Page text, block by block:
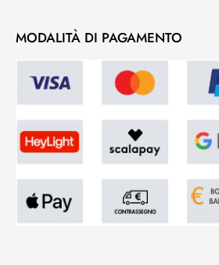
MODALITÀ DI PAGAMENTO